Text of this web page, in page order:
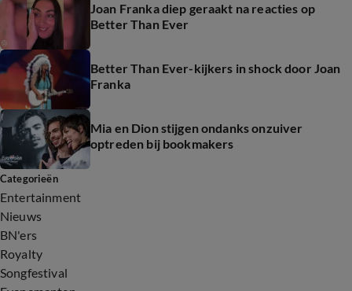
Joan Franka diep geraakt na reacties op
Better Than Ever
Better Than Ever-kijkers in shock door Joan
Franka
Mia en Dion stijgen ondanks onzuiver
optreden bij bookmakers
Categorieën
Entertainment
Nieuws
BN'ers
Royalty
Songfestival